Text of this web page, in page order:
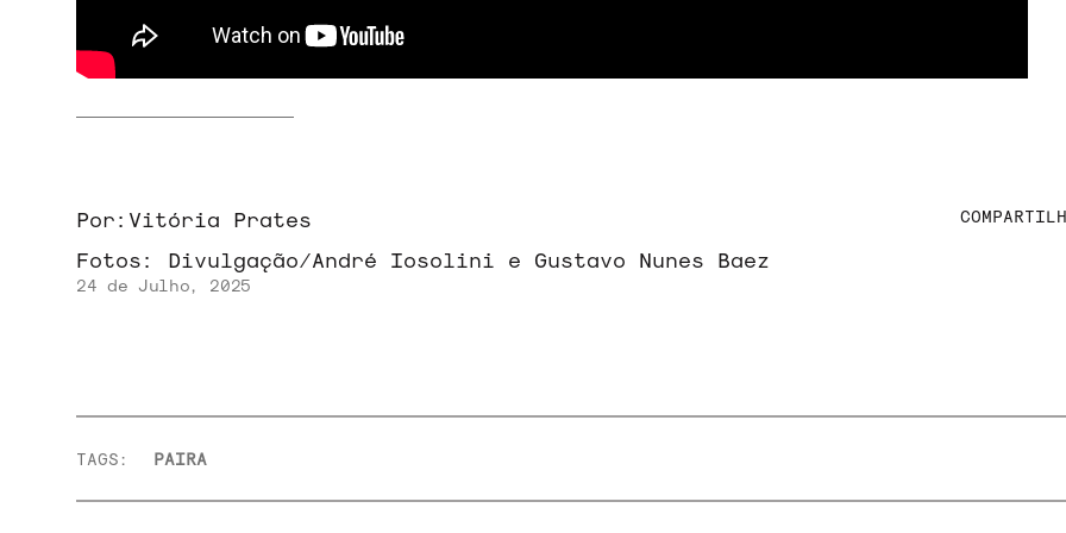
Por: Vitória Prates
Fotos: Divulgação/André Iosolini e Gustavo Nunes Baez
24 de Julho, 2025
TAGS: PAIRA